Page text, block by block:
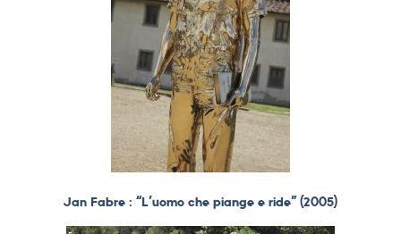
Jan Fabre : “L’uomo che piange e ride” (2005)